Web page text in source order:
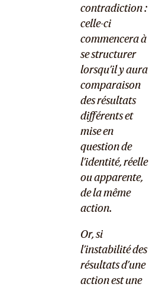
contradiction :
celle-ci
commencera à
se structurer
lorsqu’il y aura
comparaison
des résultats
différents et
mise en
question de
l’identité, réelle
ou apparente,
de la même
action.
Or, si
l’instabilité des
résultats d’une
action est une